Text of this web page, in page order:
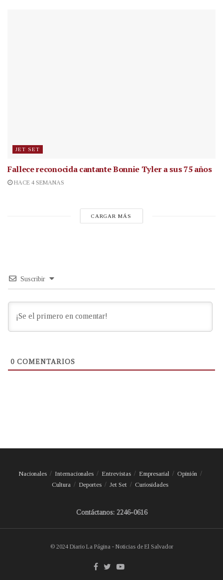
JET SET
Fallece reconocida cantanteBonnie Tyler a sus 75 años
HACE 4 SEMANAS
CARGAR MÁS
Suscribir
0 COMENTARIOS
Nacionales Internacionales Entrevistas Empresarial
Opinión
Cultura
Deportes Jet Set Curiosidades
Contáctanos: 2246-0616
© 2024 Diario La Página - Noticias de El Salvador